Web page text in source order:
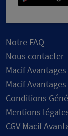
Notre FAQ
Nous contacter
Macif
Macif
Conditions
Mentions
CGV Macif